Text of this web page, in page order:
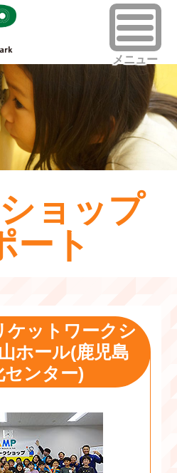
ョップ
ート
ケットワークシ
ホール(鹿児島
センター)